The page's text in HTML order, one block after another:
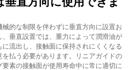
的な制限を伴わずに垂直方向に設置お
、垂直設置では、重力によって潤滑油が
流出し、接触面に保持されにくくなる
払う必要があります。リニアガイドの
素の接触面が使用寿命中に常に適切に